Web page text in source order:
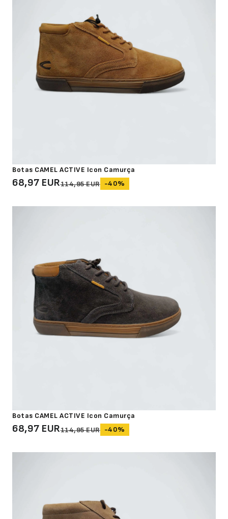
Botas CAMEL ACTIVE Icon Camurça
68,97 EUR114,95 EUR -40%
Botas CAMEL ACTIVE Icon Camurça
68,97 EUR114,95 EUR -40%